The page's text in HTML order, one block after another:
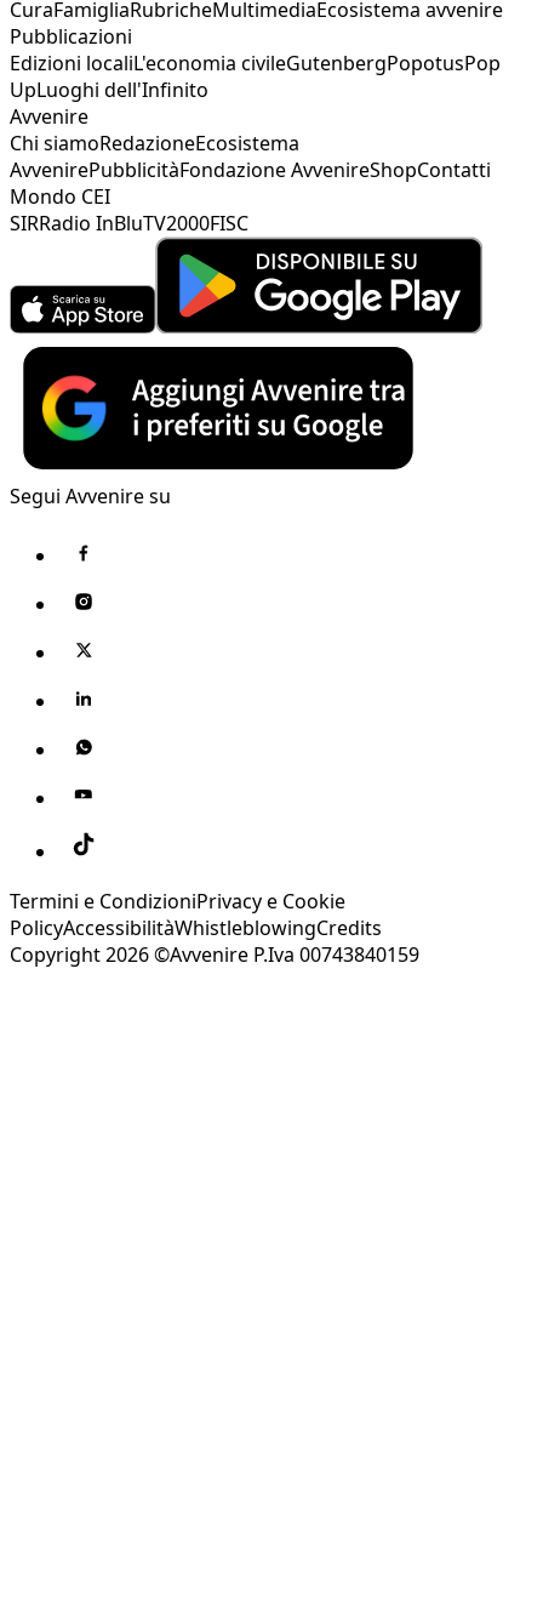
CuraFamigliaRubricheMultimediaEcosistema avvenire
Pubblicazioni
Edizioni localiL'economia civileGutenbergPopotusPop
UpLuoghi dell'Infinito
Avvenire
Chi siamoRedazioneEcosistema
AvvenirePubblicitàFondazione AvvenireShopContatti
Mondo CEI
SIRRadio InBluTV2000FISC
Segui Avvenire su
Termini e CondizioniPrivacy e Cookie
PolicyAccessibilitàWhistleblowingCredits
Copyright 2026 ©Avvenire P.Iva 00743840159